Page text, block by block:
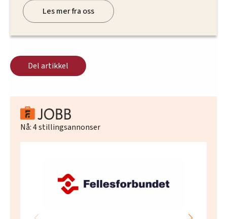
Les mer fra oss
Del artikkel
Nå:4stillingsannonser